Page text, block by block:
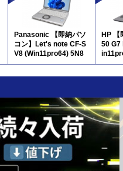
Panasonic 【即納パソ
コン】Let's note CF-S
V8 (Win11pro64) 5N8
HP 【
50 G7
ンキ